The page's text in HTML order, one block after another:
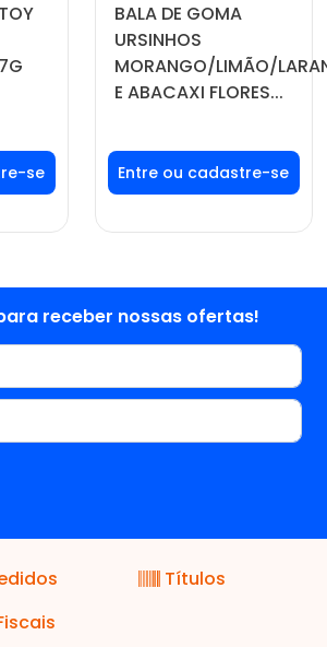
BALA DE GOMA
URSINHOS
MORANGO/LIMÃO/
E ABACAXI FLORES...
Faça seu login ou
cadastre-se para
ver preços e
receber nossas ofertas!
Títulos